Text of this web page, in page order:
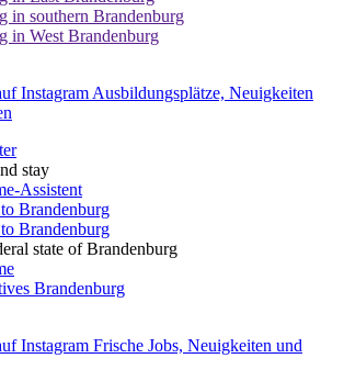
in southern Brandenburg
in West Brandenburg
Instagram Ausbildungsplätze, Neuigkeiten
stay
Assistent
Brandenburg
Brandenburg
state of Brandenburg
Brandenburg
Instagram Frische Jobs, Neuigkeiten und